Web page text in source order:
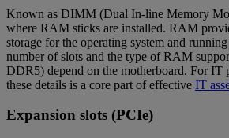
Known as DIMM (Dual In-line Memory
where RAM sticks are installed. RAM
storage for the operating system and
number of slots and the type of RAM
DDR5) depend on the motherboard. For IT
these details is a core part of effective IT
Expansion slots (PCIe)